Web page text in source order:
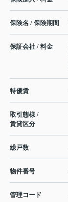
保険名 / 保険期間
保証会社 / 料金
特優賃
取引態様 /
賃貸区分
総戸数
物件番号
管理コード